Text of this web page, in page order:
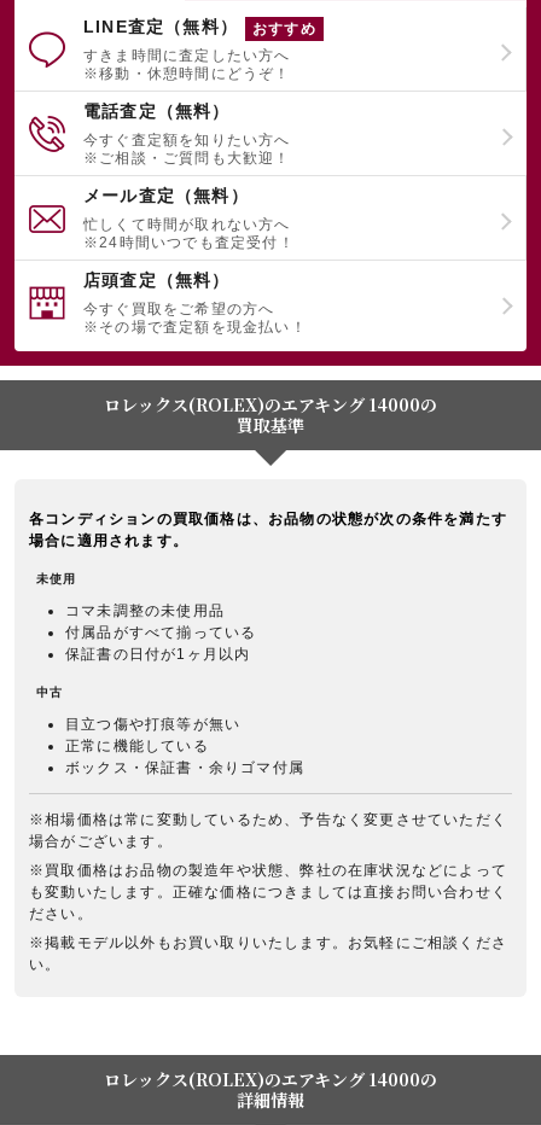
LINE査定（無料）
おすすめ
すきま時間に査定したい方へ
※移動・休憩時間にどうぞ！
電話査定（無料）
今すぐ査定額を知りたい方へ
※ご相談・ご質問も大歓迎！
メール査定（無料）
忙しくて時間が取れない方へ
※24時間いつでも査定受付！
店頭査定（無料）
今すぐ買取をご希望の方へ
※その場で査定額を現金払い！
ロレックス(ROLEX)のエアキング 14000の
買取基準
各コンディションの買取価格は、お品物の状態が次の条件を満たす
場合に適用されます。
未使用
コマ未調整の未使用品
付属品がすべて揃っている
保証書の日付が1ヶ月以内
中古
目立つ傷や打痕等が無い
正常に機能している
ボックス・保証書・余りゴマ付属
※相場価格は常に変動しているため、予告なく変更させていただく
場合がございます。
※買取価格はお品物の製造年や状態、弊社の在庫状況などによって
も変動いたします。正確な価格につきましては直接お問い合わせく
ださい。
※掲載モデル以外もお買い取りいたします。お気軽にご相談くださ
い。
ロレックス(ROLEX)のエアキング 14000の
詳細情報